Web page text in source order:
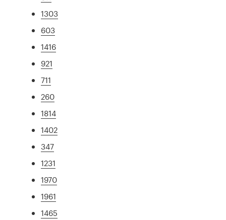
1303
603
1416
921
711
260
1814
1402
347
1231
1970
1961
1465